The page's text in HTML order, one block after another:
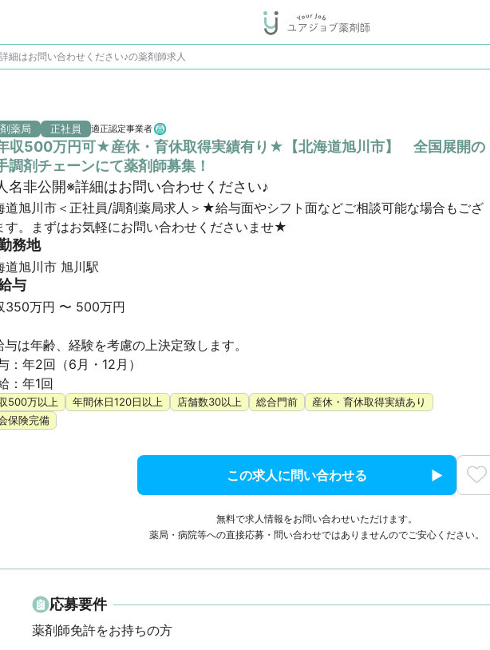
細はお問い合わせください♪の薬剤師求人
薬局 正社員 適正認定事業者
収500万円可★産休・育休取得実績有り★【北海道旭川市】 全国展開の
調剤チェーンにて薬剤師募集！
名非公開※詳細はお問い合わせください♪
道旭川市＜正社員/調剤薬局求人＞★給与面やシフト面などご相談可能な場合もござ
す。まずはお気軽にお問い合わせくださいませ★
務地
道旭川市 旭川駅
与
350万円 〜 500万円
は年齢、経験を考慮の上決定致します。
：年1回
500万以上 年間休日120日以上 店舗数30以上 総合門前
産休・育休取得実績あり
保険完備
この求人に問い合わせる
無料で求人情報をお問い合わせいただけます。
薬局・病院等への直接応募・問い合わせではありませんのでご安心ください。
応募要件
薬剤師免許をお持ちの方